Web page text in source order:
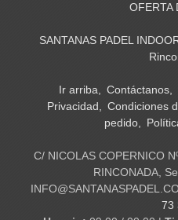
OFERTA
SANTANAS PADEL
Ir arriba Contáctanos
Privacidad
Condiciones
pedido
C/ NICOLAS COPERNICO
RINCONADA,
73